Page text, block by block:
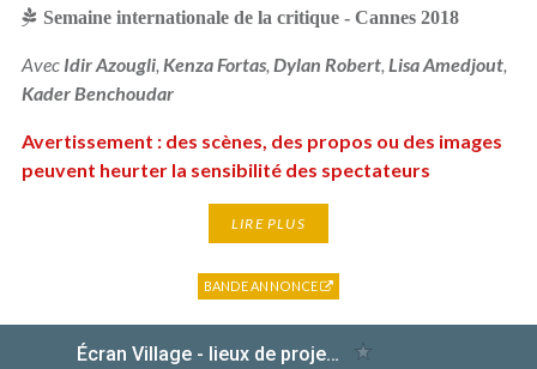
Semaine internationale de la critique - Cannes 2018
Avec Idir Azougli, Kenza Fortas, Dylan Robert, Lisa Amedjout,
Kader Benchoudar
Avertissement : des scènes, des propos ou des images
peuvent heurter la sensibilité des spectateurs
LIRE PLUS
BANDE ANNONCE